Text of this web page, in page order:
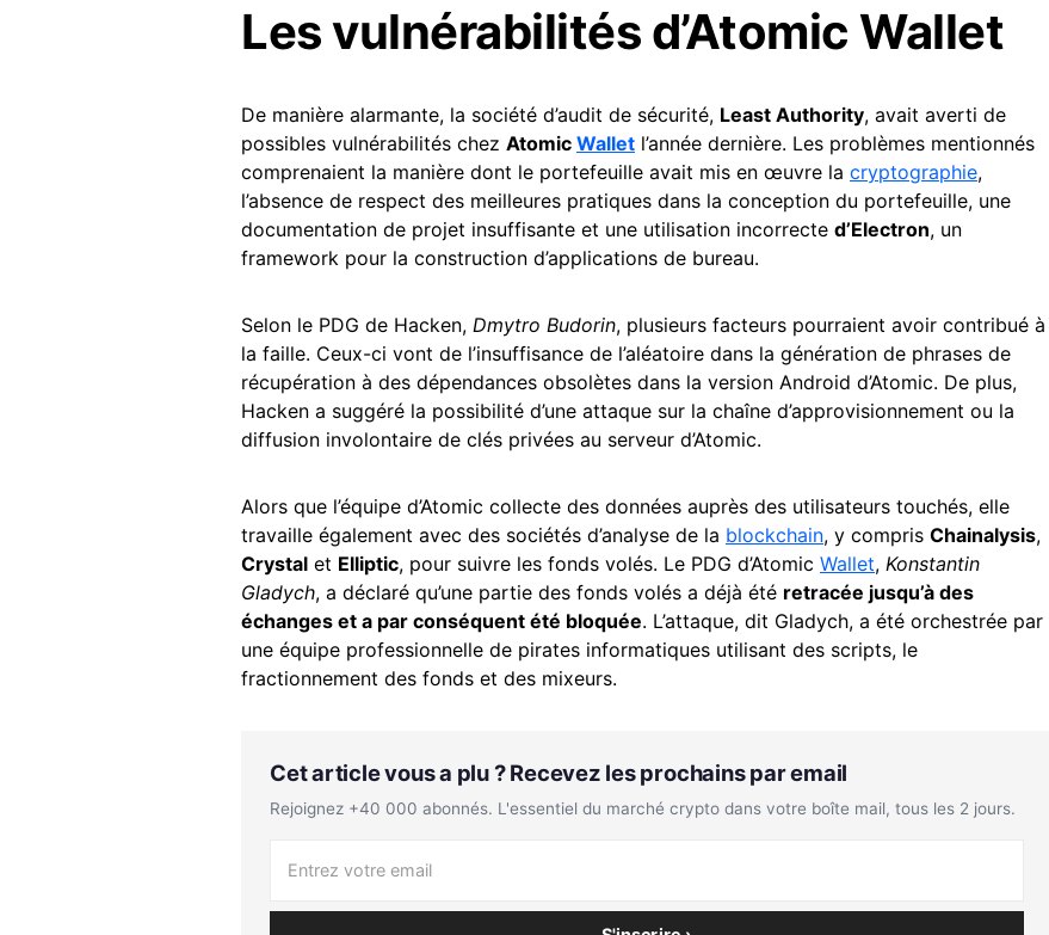
Les vulnérabilités d’Atomic Wallet
De manière alarmante, la société d’audit de sécurité, Least Authority, avait averti de
possibles vulnérabilités chez Atomic Wallet l’année dernière. Les problèmes mentionnés
comprenaient la manière dont le portefeuille avait mis en œuvre la cryptographie,
l’absence de respect des meilleures pratiques dans la conception du portefeuille, une
documentation de projet insuffisante et une utilisation incorrecte d’Electron, un
framework pour la construction d’applications de bureau.
Selon le PDG de Hacken, Dmytro Budorin, plusieurs facteurs pourraient avoir contribué à
la faille. Ceux-ci vont de l’insuffisance de l’aléatoire dans la génération de phrases de
récupération à des dépendances obsolètes dans la version Android d’Atomic. De plus,
Hacken a suggéré la possibilité d’une attaque sur la chaîne d’approvisionnement ou la
diffusion involontaire de clés privées au serveur d’Atomic.
Alors que l’équipe d’Atomic collecte des données auprès des utilisateurs touchés, elle
travaille également avec des sociétés d’analyse de la blockchain, y compris Chainalysis,
Crystal et Elliptic, pour suivre les fonds volés. Le PDG d’Atomic Wallet, Konstantin
Gladych, a déclaré qu’une partie des fonds volés a déjà été retracée jusqu’à des
échanges et a par conséquent été bloquée. L’attaque, dit Gladych, a été orchestrée par
une équipe professionnelle de pirates informatiques utilisant des scripts, le
fractionnement des fonds et des mixeurs.
Cet article vous a plu ? Recevez les prochains par email
Rejoignez +40 000 abonnés. L'essentiel du marché crypto dans votre boîte mail, tous les 2 jours.